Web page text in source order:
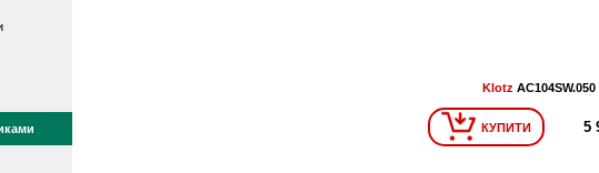
Klotz AC104SW.050
КУПИТИ 5